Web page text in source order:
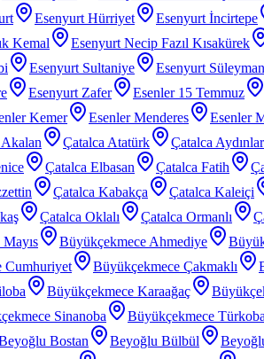
Esenyurt Hürriyet Esenyurt İncirtepe
Kemal Esenyurt Necip Fazıl Kısakürek
Esenyurt Sultaniye Esenyurt
Esenyurt Zafer Esenler 15 Temmuz
Kemer Esenler Menderes Esenler
Çatalca Atatürk Çatalca Aydınlar
Çatalca Elbasan Çatalca Fatih
Çatalca Kabakça Çatalca Kaleiçi
Çatalca Oklalı Çatalca Ormanlı
Büyükçekmece Ahmediye
Cumhuriyet Büyükçekmece Çakmaklı
Büyükçekmece Karaağaç
Sinanoba Büyükçekmece Türkoba
Bostan Beyoğlu Bülbül